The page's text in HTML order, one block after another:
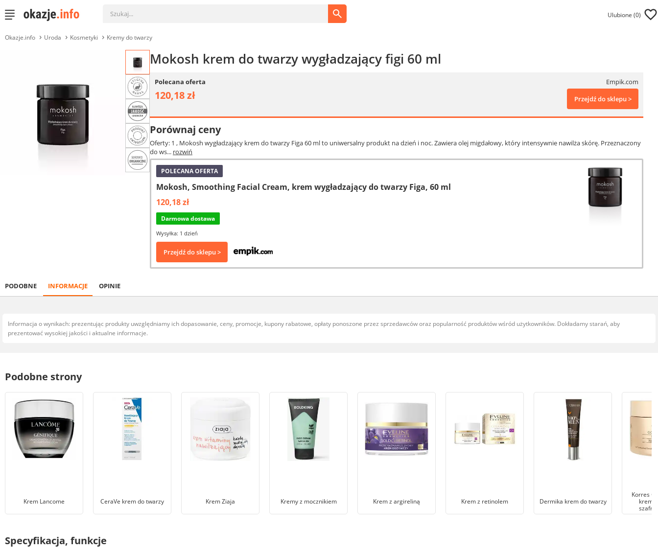
Ulubione (0)
Okazje.info Uroda Kosmetyki Kremy do twarzy
Mokosh krem do twarzy wygładzający figi 60 ml
Polecana oferta Empik.com
120,18 zł Przejdź do sklepu >
Porównaj ceny
Oferty: 1 , Mokosh wygładzający krem do twarzy Figa 60 ml to uniwersalny produkt na dzień i noc. Zawiera olej migdałowy, który intensywnie nawilża skórę. Przeznaczony
do ws... rozwiń
POLECANA OFERTA
Mokosh, Smoothing Facial Cream, krem wygładzający do twarzy Figa, 60 ml
120,18 zł
Darmowa dostawa
Wysyłka: 1 dzień
Przejdź do sklepu >
PODOBNE INFORMACJE OPINIE
Informacja o wynikach: prezentując produkty uwzględniamy ich dopasowanie, ceny, promocje, kupony rabatowe, opłaty ponoszone przez sprzedawców oraz popularność produktów wśród użytkowników. Dokładamy starań, aby
prezentować wysokiej jakości i aktualne informacje.
Podobne strony
Krem Lancome CeraVe krem do twarzy Krem Ziaja Kremy z mocznikiem Krem z argireliną Krem z retinolem Dermika krem do twarzy
Korres
krem
Specyfikacja, funkcje